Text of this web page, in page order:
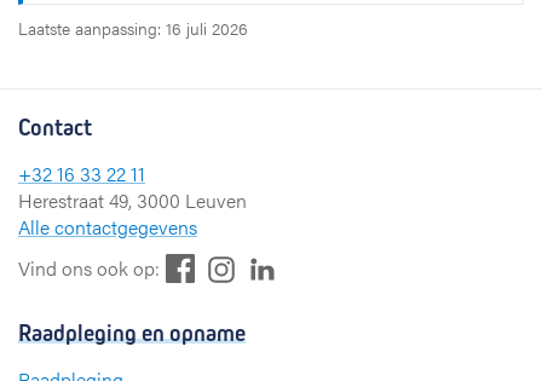
Laatste aanpassing: 16 juli 2026
Contact
+32 16 33 22 11
Herestraat 49, 3000 Leuven
Alle contactgegevens
Vind ons ook op:
e
t
Raadpleging en opname